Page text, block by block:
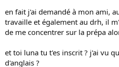
en fait j'ai demandé à mon ami,
travaille et également au drh, il
de me concentrer sur la prépa
et toi luna tu t'es inscrit ? j'ai vu
d'anglais ?